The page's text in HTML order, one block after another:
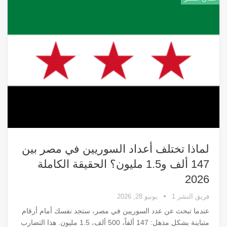
لماذا تختلف أعداد السوريين في مصر بين
147 ألف و1.5 مليون؟ الحقيقة الكاملة
2026
فريق النشر 1 يونيو 28, 2026
عندما تبحث عن عدد السوريين في مصر، ستجد نفسك أمام أرقام
متباينة بشكل مذهل: 147 ألفاً، 500 ألف، 1.5 مليون. هذا التضارب